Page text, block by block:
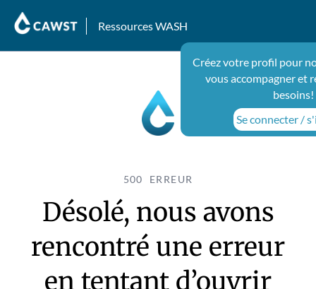
Ressources WASH
Créez votre profil pour
vous accompagner et
besoins!
Se connecter /
500 ERREUR
Désolé, nous avons
rencontré une erreur
en tentant d’ouvrir